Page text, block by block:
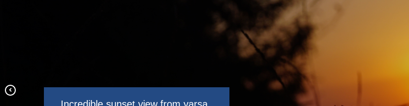
Incredible sunset view from yarsa
Capturing view of 4 lakes of
Larchyang in the evening
A view of Yarsa